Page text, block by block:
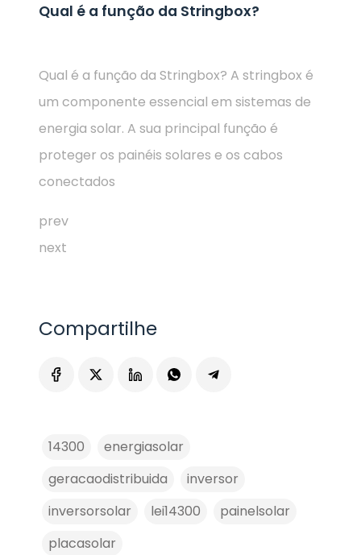
Qual é a função da Stringbox?
Qual é a função da Stringbox? A stringbox é
um componente essencial em sistemas de
energia solar. A sua principal função é
proteger os painéis solares e os cabos
conectados
prev
next
Compartilhe
14300
energiasolar
geracaodistribuida
inversor
inversorsolar
lei14300
painelsolar
placasolar